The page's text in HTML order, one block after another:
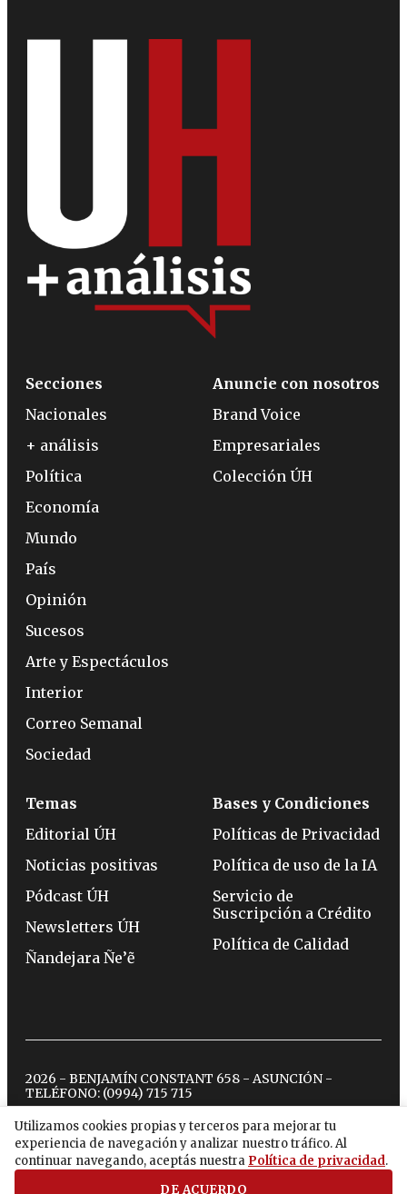
Utilizamos cookies propias y terceros para mejorar tu
experiencia de navegación y analizar nuestro tráfico. Al
continuar navegando, aceptás nuestra Política de privacidad.
DE ACUERDO
Secciones
Nacionales
+ análisis
Política
Economía
Mundo
País
Opinión
Sucesos
Arte y Espectáculos
Interior
Correo Semanal
Sociedad
Anuncie con nosotros
Brand Voice
Empresariales
Colección ÚH
Temas
Editorial ÚH
Noticias positivas
Pódcast ÚH
Newsletters ÚH
Ñandejara Ñe’ẽ
Bases y Condiciones
Políticas de Privacidad
Política de uso de la IA
Servicio de
Suscripción a Crédito
Política de Calidad
2026 - BENJAMÍN CONSTANT 658 - ASUNCIÓN -
TELÉFONO: (0994) 715 715
twitterinstagram
facebook
tiktokyoutubespotify